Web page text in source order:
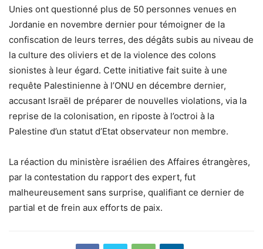
Unies ont questionné plus de 50 personnes venues en
Jordanie en novembre dernier pour témoigner de la
confiscation de leurs terres, des dégâts subis au niveau de
la culture des oliviers et de la violence des colons
sionistes à leur égard. Cette initiative fait suite à une
requête Palestinienne à l’ONU en décembre dernier,
accusant Israël de préparer de nouvelles violations, via la
reprise de la colonisation, en riposte à l’octroi à la
Palestine d’un statut d’Etat observateur non membre.
La réaction du ministère israélien des Affaires étrangères,
par la contestation du rapport des expert, fut
malheureusement sans surprise, qualifiant ce dernier de
partial et de frein aux efforts de paix.